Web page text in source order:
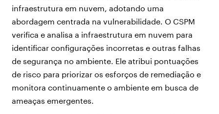
infraestrutura em nuvem, adotando uma
abordagem centrada na vulnerabilidade. O CSPM
verifica e analisa a infraestrutura em nuvem para
identificar configurações incorretas e outras falhas
de segurança no ambiente. Ele atribui pontuações
de risco para priorizar os esforços de remediação e
monitora continuamente o ambiente em busca de
ameaças emergentes.